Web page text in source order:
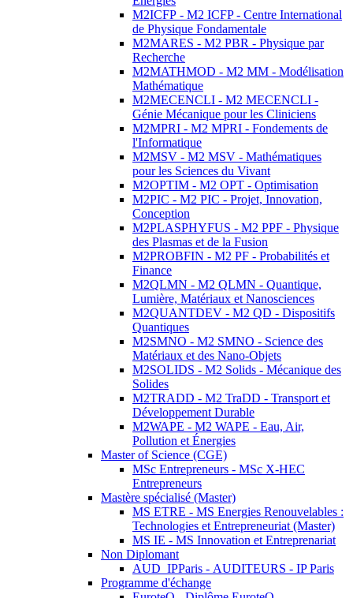
M2ICFP - M2 ICFP - Centre International
de Physique Fondamentale
M2MARES - M2 PBR - Physique par
Recherche
M2MATHMOD - M2 MM - Modélisation
Mathématique
M2MECENCLI - M2 MECENCLI -
Génie Mécanique pour les Cliniciens
M2MPRI - M2 MPRI - Fondements de
l'Informatique
M2MSV - M2 MSV - Mathématiques
pour les Sciences du Vivant
M2OPTIM - M2 OPT - Optimisation
M2PIC - M2 PIC - Projet, Innovation,
Conception
M2PLASPHYFUS - M2 PPF - Physique
des Plasmas et de la Fusion
M2PROBFIN - M2 PF - Probabilités et
Finance
M2QLMN - M2 QLMN - Quantique,
Lumière, Matériaux et Nanosciences
M2QUANTDEV - M2 QD - Dispositifs
Quantiques
M2SMNO - M2 SMNO - Science des
Matériaux et des Nano-Objets
M2SOLIDS - M2 Solids - Mécanique des
Solides
M2TRADD - M2 TraDD - Transport et
Développement Durable
M2WAPE - M2 WAPE - Eau, Air,
Pollution et Énergies
Master of Science (CGE)
MSc Entrepreneurs - MSc X-HEC
Entrepreneurs
Mastère spécialisé (Master)
MS ETRE - MS Energies Renouvelables :
Technologies et Entrepreneuriat (Master)
MS IE - MS Innovation et Entreprenariat
Non Diplomant
AUD_IPParis - AUDITEURS - IP Paris
Programme d'échange